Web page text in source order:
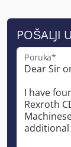
POŠALJI
Poruka*